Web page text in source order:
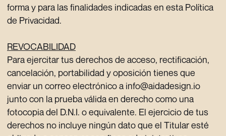
forma y para las finalidades indicadas en esta Política
de Privacidad.
REVOCABILIDAD
Para ejercitar tus derechos de acceso, rectificación,
cancelación, portabilidad y oposición tienes que
enviar un correo electrónico a info@aidadesign.io
junto con la prueba válida en derecho como una
fotocopia del D.N.I. o equivalente. El ejercicio de tus
derechos no incluye ningún dato que el Titular esté